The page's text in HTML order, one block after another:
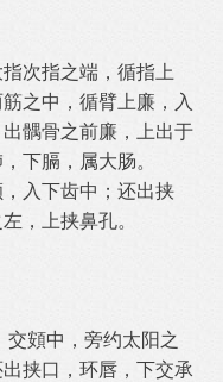
次指之端，循指上
之中，循臂上廉，入
髃骨之前廉，上出于
下膈，属大肠。
入下齿中；还出挟
，上挟鼻孔。
頞中，旁约太阳之
挟口，环唇，下交承